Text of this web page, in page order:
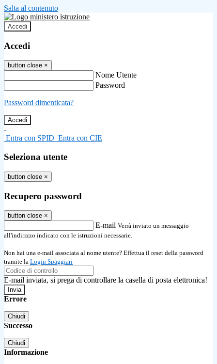
Salta al contenuto
Accedi
Accedi
button close ×
Nome Utente
Password
Password dimenticata?
-
Entra con SPID Entra con CIE
Seleziona utente
button close ×
Recupero password
button close ×
E-mail Verrà inviato un messaggio
all'indirizzo indicato con le istruzioni necessarie.
Non hai una e-mail associata al nome utente? Effettua il reset della password
tramite la Login Spaggiari
E-mail inviata, si prega di controllare la casella di posta elettronica!
Errore
Chiudi
Successo
Chiudi
Informazione